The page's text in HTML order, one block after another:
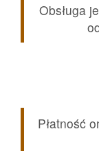
Obsługa
Płatność